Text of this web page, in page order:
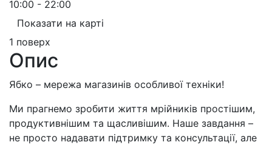
10:00 - 22:00
Показати на карті
1 поверх
Опис
Ябко – мережа магазинів особливої техніки!
Ми прагнемо зробити життя мрійників простішим,
продуктивнішим та щасливішим. Наше завдання –
не просто надавати підтримку та консультації, але